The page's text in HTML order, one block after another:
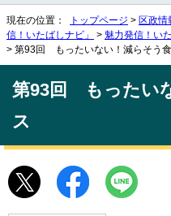
現在の位置： トップページ > 区政情
信！いたばしナビ」
> 魅力発信！い
> 第93回 もったいない！減らそう
第93回 もったい
ス